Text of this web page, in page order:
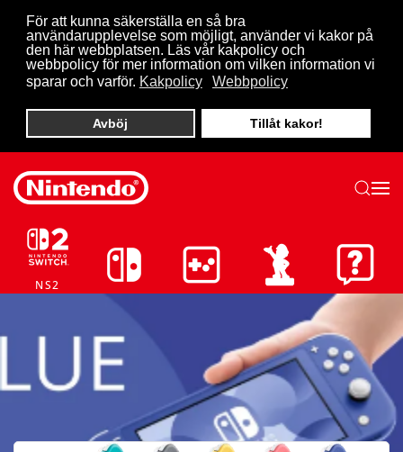
För att kunna säkerställa en så bra
användarupplevelse som möjligt, använder vi kakor på
den här webbplatsen. Läs vår kakpolicy och
webbpolicy för mer information om vilken information vi
sparar och varför. Kakpolicy Webbpolicy
Avböj Tillåt kakor!
Skip to main content
NS2
SUPPORT